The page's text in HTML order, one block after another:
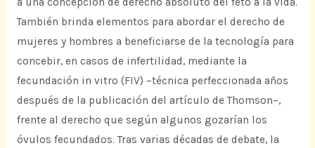
También brinda elementos para abordar el derecho de
mujeres y hombres a beneficiarse de la tecnología para
concebir, en casos de infertilidad, mediante la
fecundación in vitro (FIV) –técnica perfeccionada años
después de la publicación del artículo de Thomson–,
frente al derecho que según algunos gozarían los
óvulos fecundados. Tras varias décadas de debate, la